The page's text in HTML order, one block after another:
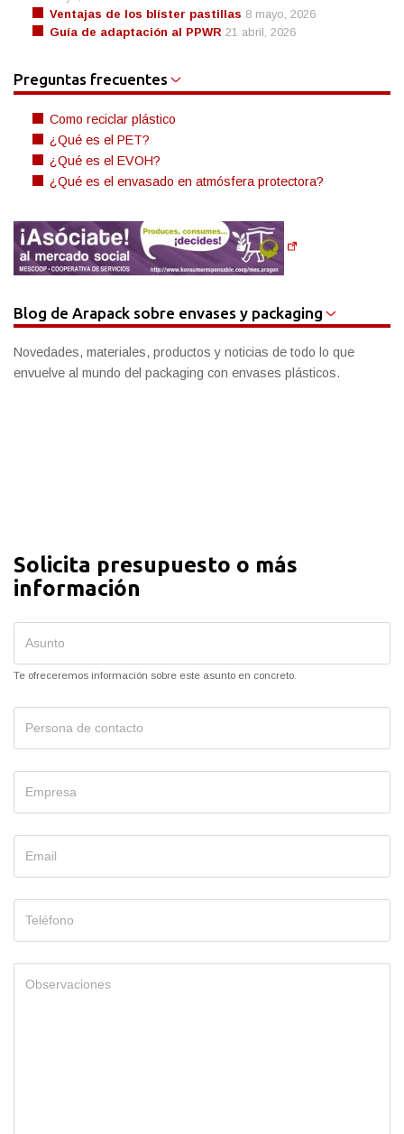
Ventajas de los blíster pastillas 8 mayo, 2026
Guía de adaptación al PPWR 21 abril, 2026
Preguntas frecuentes
Como reciclar plástico
¿Qué es el PET?
¿Qué es el EVOH?
¿Qué es el envasado en atmósfera protectora?
Blog de Arapack sobre envases y packaging
Novedades, materiales, productos y noticias de todo lo que
envuelve al mundo del packaging con envases plásticos.
Solicita presupuesto o más
información
Te ofreceremos información sobre este asunto en concreto.